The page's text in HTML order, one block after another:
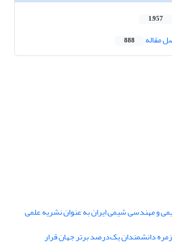
1,957
مقاله 888
و مهندسی شیمی ایران به عنوان نشریه علمی
زمره دانشمندان یک‌درصد برتر جهان قرار